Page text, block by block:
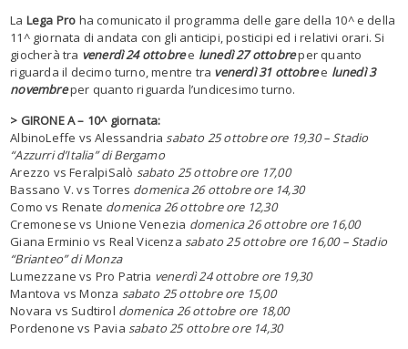
La Lega Pro ha comunicato il programma delle gare della 10^ e della
11^ giornata di andata con gli anticipi, posticipi ed i relativi orari. Si
giocherà tra venerdì 24 ottobree lunedì 27 ottobreper quanto
riguarda il decimo turno, mentre tra venerdì 31 ottobree lunedì 3
novembreper quanto riguarda l’undicesimo turno.
> GIRONE A – 10^ giornata:
AlbinoLeffe vs Alessandria sabato 25 ottobre ore 19,30 – Stadio
“Azzurri d’Italia” di Bergamo
Arezzo vs FeralpiSalò sabato 25 ottobre ore 17,00
Bassano V. vs Torres domenica 26 ottobre ore 14,30
Como vs Renate domenica 26 ottobre ore 12,30
Cremonese vs Unione Venezia domenica 26 ottobre ore 16,00
Giana Erminio vs Real Vicenzasabato 25 ottobre ore 16,00 – Stadio
“Brianteo” di Monza
Lumezzane vs Pro Patria venerdì 24 ottobre ore 19,30
Mantova vs Monza sabato 25 ottobre ore 15,00
Novara vs Sudtirol domenica 26 ottobre ore 18,00
Pordenone vs Pavia sabato 25 ottobre ore 14,30